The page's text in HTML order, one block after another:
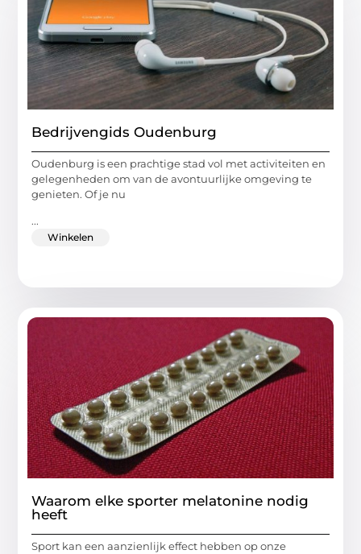
Bedrijvengids Oudenburg
Oudenburg is een prachtige stad vol met activiteiten en
gelegenheden om van de avontuurlijke omgeving te
genieten. Of je nu
...
Winkelen
Waarom elke sporter melatonine nodig
heeft
Sport kan een aanzienlijk effect hebben op onze